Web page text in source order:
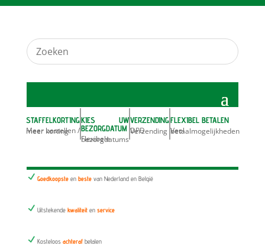
STAFFELKORTING
Meer bestellen / meer korting
KIES UW
BEZORGDATUM
Flexibele bezorgdatums
VERZENDING
DPD Verzending
FLEXIBEL BETALEN
Veel betaalmogelijkheden
N Goedkoopsteen bestevan Nederland en België
N Uitstekendekwaliteiten service
N Kosteloos achteraf betalen